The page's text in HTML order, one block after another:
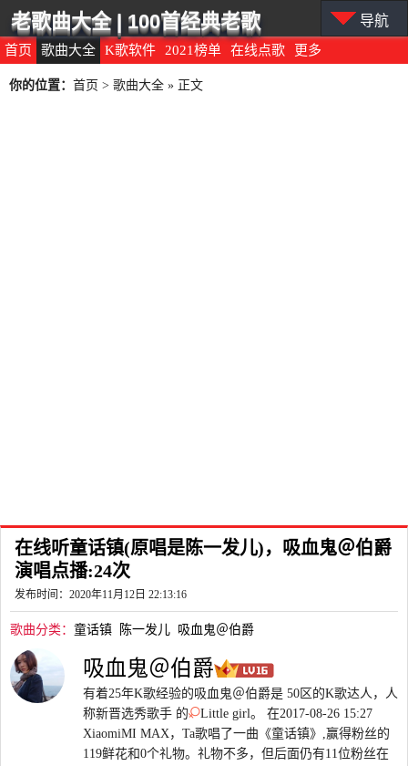
首页 歌曲大全 K歌软件 2021榜单 在线点歌 更多
老歌曲大全 | 100首经典老歌 导航
你的位置： 首页 > 歌曲大全 » 正文
在线听童话镇(原唱是陈一发儿)，吸血鬼＠伯爵
演唱点播:24次
发布时间：2020年11月12日 22:13:16
歌曲分类： 童话镇 陈一发儿 吸血鬼＠伯爵
吸血鬼＠伯爵
有着25年K歌经验的吸血鬼＠伯爵是 50区的K歌达人，人
称新晋选秀歌手 的
Little girl。 在2017-08-26 15:27
XiaomiMI MAX，Ta歌唱了一曲《童话镇》,赢得粉丝的
119鲜花和0个礼物。礼物不多，但后面仍有11位粉丝在